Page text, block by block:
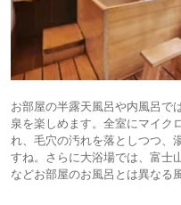
お部屋の半露天風呂や内風呂で
泉を楽しめます。全室にマイク
れ、毛穴の汚れを落としつつ、
すね。さらに大浴場では、富士
などお部屋のお風呂とは異なる